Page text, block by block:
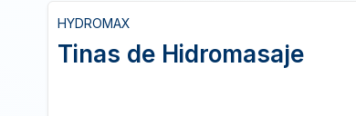
HYDROMAX
Tinas de Hidromasaje